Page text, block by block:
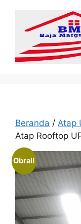
Beranda / Atap
Atap Rooftop
Obral!